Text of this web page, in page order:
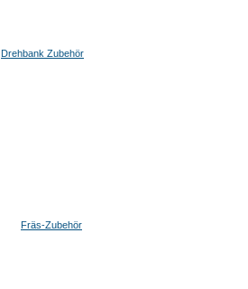
Drehbank Zubehör
Fräs-Zubehör